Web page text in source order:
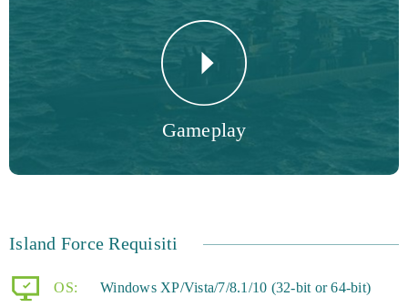
Gameplay
Island Force Requisiti
OS: Windows XP/Vista/7/8.1/10 (32-bit or 64-bit)